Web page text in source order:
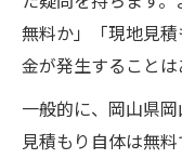
無料か」「現地見
金が発生することは
一般的に、岡山県
見積もり自体は無